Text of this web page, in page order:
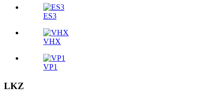
ES3
VHX
VP1
LKZ